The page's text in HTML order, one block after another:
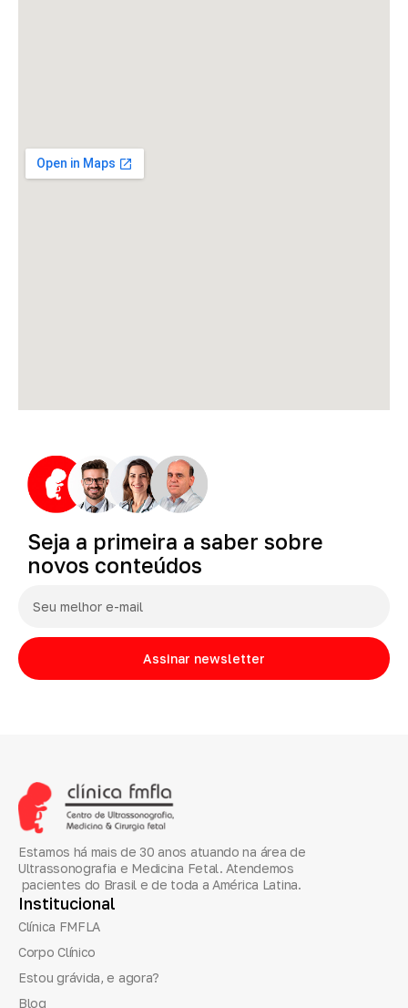
Seja a primeira a saber sobre
novos conteúdos
Assinar newsletter
Estamos há mais de 30 anos atuando na área de
Ultrassonografia e Medicina Fetal. Atendemos
pacientes do Brasil e de toda a América Latina.
Institucional
Clínica FMFLA
Corpo Clínico
Estou grávida, e agora?
Blog